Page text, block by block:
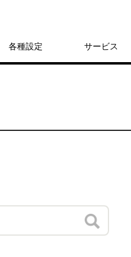
各種設定 サービス
蔦屋書店